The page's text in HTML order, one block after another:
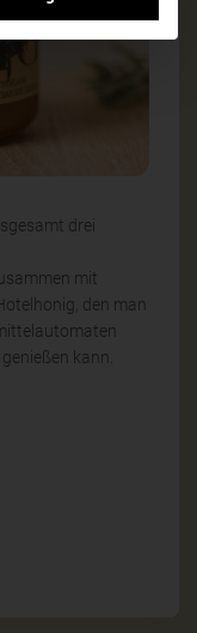
drei
mit
den man
kann.